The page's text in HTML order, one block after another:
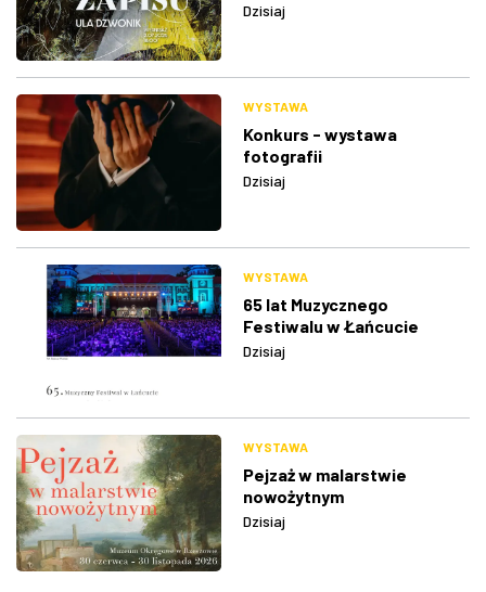
Dzisiaj
WYSTAWA
Konkurs - wystawa
fotografii
Dzisiaj
WYSTAWA
65 lat Muzycznego
Festiwalu w Łańcucie
Dzisiaj
WYSTAWA
Pejzaż w malarstwie
nowożytnym
Dzisiaj